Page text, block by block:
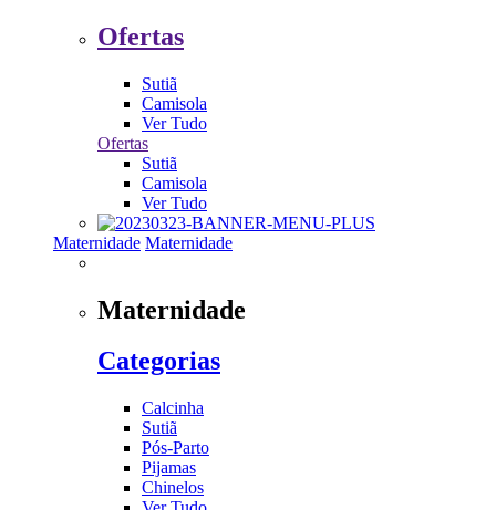
Ofertas
Sutiã
Camisola
Ver Tudo
Ofertas
Sutiã
Camisola
Ver Tudo
Maternidade Maternidade
Maternidade
Categorias
Calcinha
Sutiã
Pós-Parto
Pijamas
Chinelos